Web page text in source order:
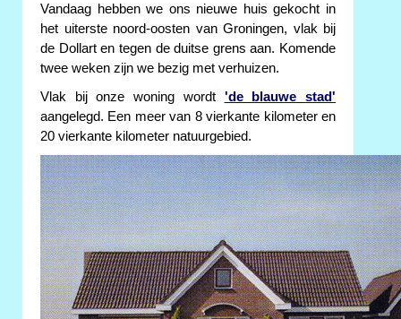
Vandaag hebben we ons nieuwe huis gekocht in
het uiterste noord-oosten van Groningen, vlak bij
de Dollart en tegen de duitse grens aan. Komende
twee weken zijn we bezig met verhuizen.
Vlak bij onze woning wordt 'de blauwe stad'
aangelegd. Een meer van 8 vierkante kilometer en
20 vierkante kilometer natuurgebied.